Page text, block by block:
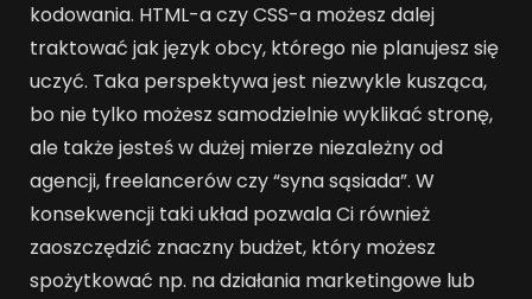
kodowania. HTML-a czy CSS-a możesz dalej
traktować jak język obcy, którego nie planujesz się
uczyć. Taka perspektywa jest niezwykle kusząca,
bo nie tylko możesz samodzielnie wyklikać stronę,
ale także jesteś w dużej mierze niezależny od
agencji, freelancerów czy “syna sąsiada”. W
konsekwencji taki układ pozwala Ci również
zaoszczędzić znaczny budżet, który możesz
spożytkować np. na działania marketingowe lub